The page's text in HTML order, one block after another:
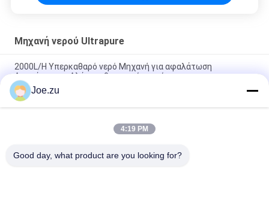
Μηχανή νερού Ultrapure
2000L/H Υπερκαθαρό νερό Μηχανή για αφαλάτωση
Απομάκρυνση Αλάτι καθαρισμού νερού
Σύστημα επεξεργασίας καθαρού νερού EDI για τη
φαρμακευτική βιομηχανία
Μηχανή βιομηχανικού φίλτρου νερού 1500l/h αντίστροφη
Joe.zu
4:19 PM
Good day, what product are you looking for?